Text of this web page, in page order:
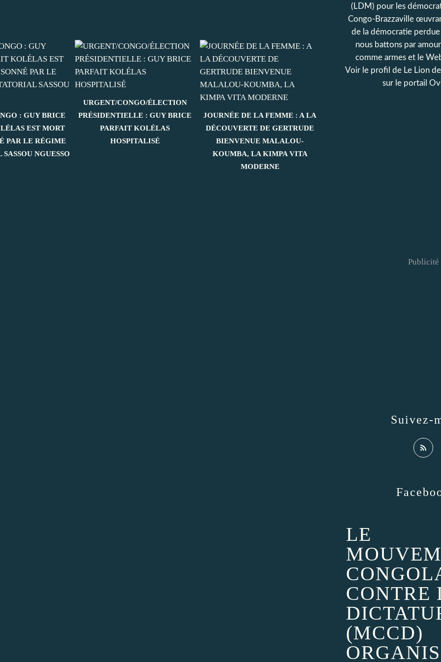
: GUY BRICE
EST MORT
PAR LE RÉGIME
NGUESSO
URGENT/CONGO/ÉLECTION
PRÉSIDENTIELLE : GUY BRICE
PARFAIT KOLÉLAS
HOSPITALISÉ
JOURNÉE DE LA FEMME : A LA
DÉCOUVERTE DE GERTRUDE
BIENVENUE MALALOU-
KOUMBA, LA KIMPA VITA
MODERNE
(LDM) pour les
Congo-Brazzaville
de la démocratie
nous battons par
comme armes et le
Voir le profil de Le Lion
sur le portail
Suivez-
LE
CONTRE
(MCCD)
Publicité